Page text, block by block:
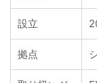
設立
拠点